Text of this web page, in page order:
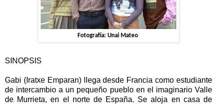
Fotografía: Unai Mateo
SINOPSIS
Gabi (Iratxe Emparan) llega desde Francia como estudiante
de intercambio a un pequeño pueblo en el imaginario Valle
de Murrieta, en el norte de España. Se aloja en casa de